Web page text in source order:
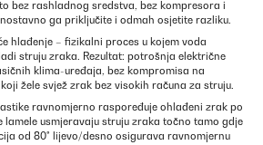
bez rashladnog sredstva, bez kompresora i
ga priključite i odmah osjetite razliku.
hlađenje – fizikalni proces u kojem voda
struju zraka. Rezultat: potrošnja električne
klima-uređaja, bez kompromisa na
žele svjež zrak bez visokih računa za struju.
ravnomjerno raspoređuje ohlađeni zrak po
lamele usmjeravaju struju zraka točno tamo gdje
od 80° lijevo/desno osigurava ravnomjernu